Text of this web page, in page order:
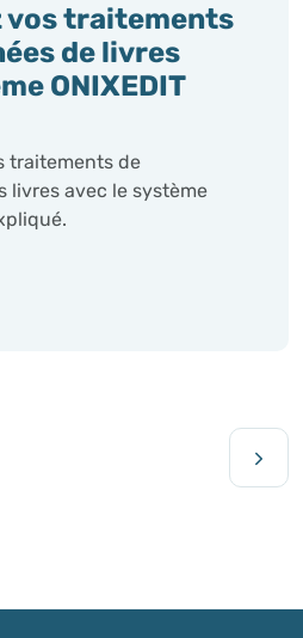
vos traitements
de livres
ONIXEDIT
traitements de
livres avec le système